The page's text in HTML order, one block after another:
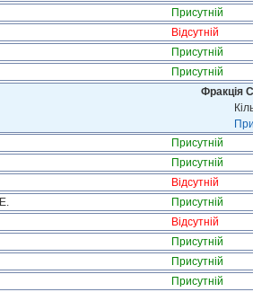
Присутній
Відсутній
Присутній
Присутній
Фракція
Присутній
Присутній
Відсутній
Присутній
Відсутній
Присутній
Присутній
Присутній